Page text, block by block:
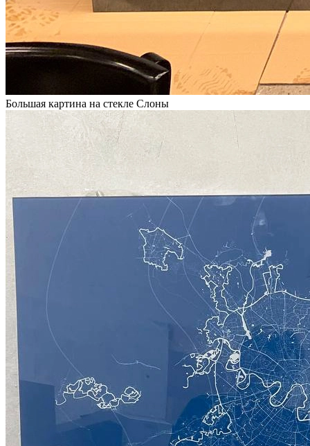
Большая картина на стекле Слоны